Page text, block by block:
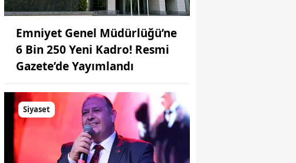
Emniyet Genel Müdürlüğü’ne
6 Bin 250 Yeni Kadro! Resmi
Gazete’de Yayımlandı
Siyaset